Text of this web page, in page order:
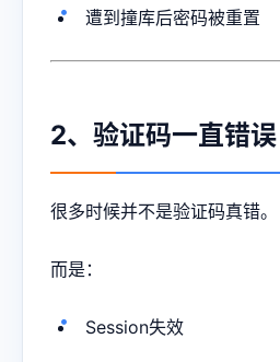
遭到撞库后密码被重置
2、验证码一直错误
很多时候并不是验证码真错。
而是：
Session失效